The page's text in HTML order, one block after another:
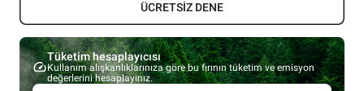
ÜCRETSİZ DENE
Tüketim hesaplayıcısı
Kullanım alışkanlıklarınıza göre bu fırının tüketim ve emisyon
değerlerini hesaplayınız.